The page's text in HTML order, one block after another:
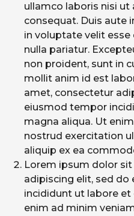
ullamco laboris nisi
consequat. Duis aute
in voluptate velit
nulla pariatur.
non proident, sunt in
mollit anim id est
amet, consectetur
eiusmod tempor
magna aliqua. Ut
nostrud exercitation
aliquip ex ea
Lorem ipsum dolor
adipiscing elit, sed
incididunt ut labore
enim ad minim